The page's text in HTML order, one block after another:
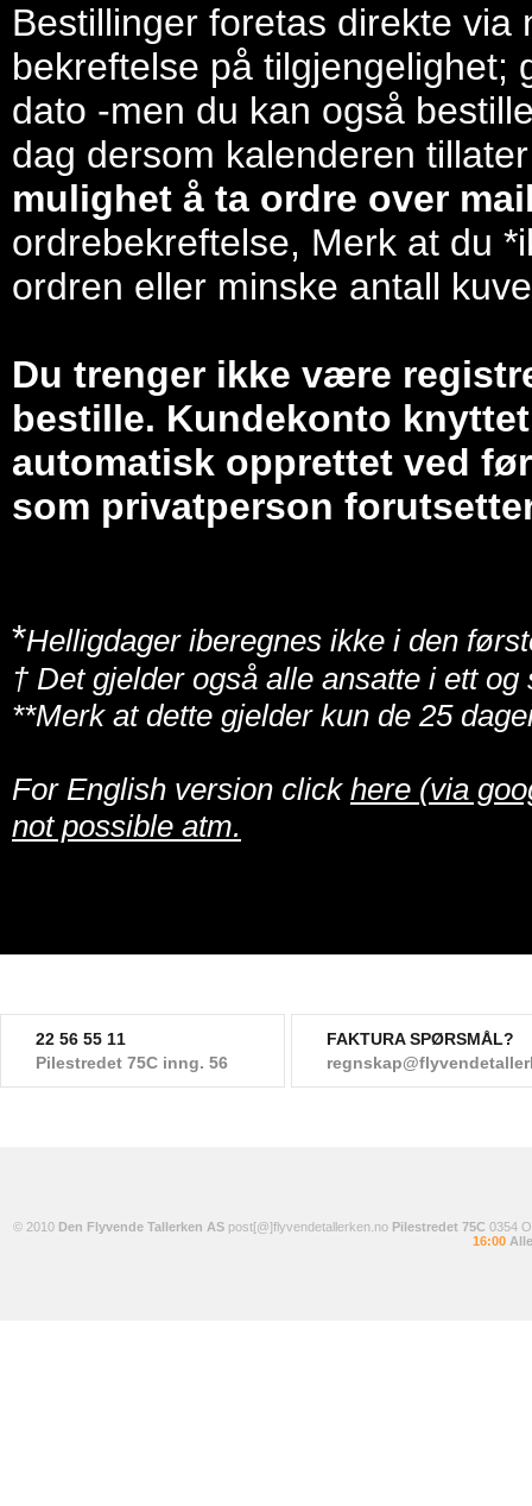
Bestillinger foretas direkte
bekreftelse på tilgjengelighet;
dato -men du kan også
dag dersom kalenderen
mulighet å ta ordre over
ordrebekreftelse, Merk at du
ordren eller minske antall
Du trenger ikke være
bestille. Kundekonto
automatisk opprettet ved
som privatperson
*Helligdager iberegnes ikke i den
† Det gjelder også alle ansatte i ett
**Merk at dette gjelder kun de 25
For English version click here (via
not possible atm.
22 56 55 11
Pilestredet 75C inng. 56
FAKTURA SPØRSMÅL?
© 2010 Den Flyvende Tallerken ASpost[@]flyvendetallerken.no Pilestredet 75C 0354
16:00